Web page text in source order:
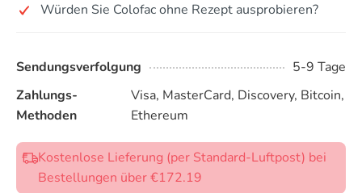
Würden Sie Colofac ohne Rezept ausprobieren?
Sendungsverfolgung
5-9 Tage
Zahlungs-
Methoden
Visa, MasterCard, Discovery, Bitcoin,
Ethereum
Kostenlose Lieferung (per Standard-Luftpost) bei
Bestellungen über €172.19